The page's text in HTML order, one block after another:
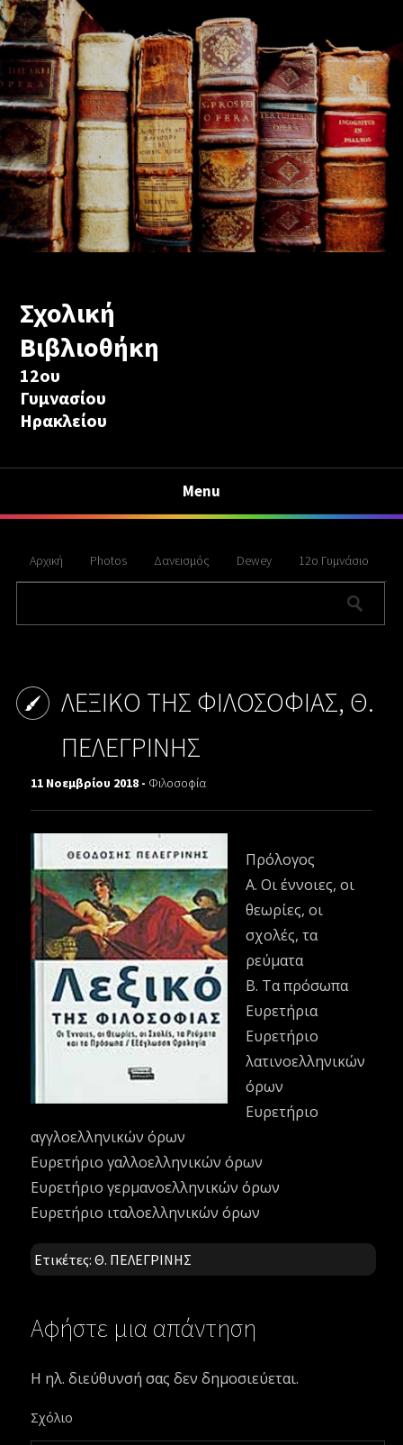
Σχολική
Βιβλιοθήκη
12ου
Γυμνασίου
Ηρακλείου
Menu
Αρχική Photos Δανεισμός Dewey 12ο Γυμνάσιο
ΛΕΞΙΚΟ ΤΗΣ ΦΙΛΟΣΟΦΙΑΣ, Θ.
ΠΕΛΕΓΡΙΝΗΣ
11 Νοεμβρίου 2018 - Φιλοσοφία
Πρόλογος
Α. Οι έννοιες, οι
θεωρίες, οι
σχολές, τα
ρεύματα
Β. Τα πρόσωπα
Ευρετήρια
Ευρετήριο
λατινοελληνικών
όρων
Ευρετήριο
αγγλοελληνικών όρων
Ευρετήριο γαλλοελληνικών όρων
Ευρετήριο γερμανοελληνικών όρων
Ευρετήριο ιταλοελληνικών όρων
Ετικέτες:Θ. ΠΕΛΕΓΡΙΝΗΣ
Αφήστε μια απάντηση
Η ηλ. διεύθυνσή σας δεν δημοσιεύεται.
Σχόλιο